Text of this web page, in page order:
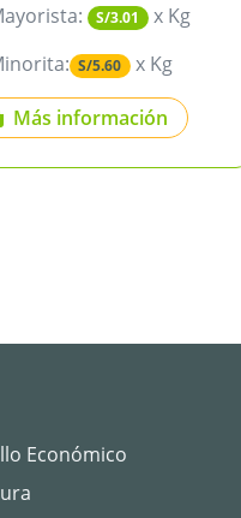
S/3.01
x Kg
S/5.60 x Kg
información
Económico